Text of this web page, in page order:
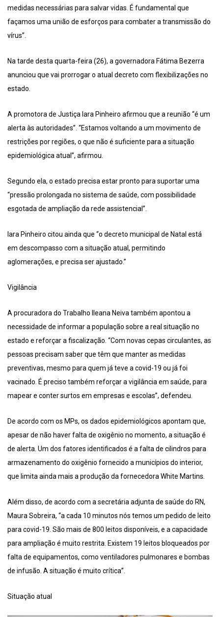
medidas necessárias para salvar vidas. É fundamental que
façamos uma união de esforços para combater a transmissão do
vírus”.
Na tarde desta quarta-feira (26), a governadora Fátima Bezerra
anunciou que vai prorrogar o atual decreto com flexibilizações no
estado.
A promotora de Justiça Iara Pinheiro afirmou que a reunião “é um
alerta às autoridades”. “Estamos voltando a um movimento de
restrições por regiões, o que não é suficiente para a situação
epidemiológica atual”, afirmou.
Segundo ela, o estado precisa estar pronto para suportar uma
“pressão prolongada no sistema de saúde, com possibilidade
esgotada de ampliação da rede assistencial”.
Iara Pinheiro citou ainda que “o decreto municipal de Natal está
em descompasso com a situação atual, permitindo
aglomerações, e precisa ser ajustado.”
Vigilância
A procuradora do Trabalho Ileana Neiva também apontou a
necessidade de informar a população sobre a real situação no
estado e reforçar a fiscalização. “Com novas cepas circulantes, as
pessoas precisam saber que têm que manter as medidas
preventivas, mesmo para quem já teve a covid-19 ou já foi
vacinado. É preciso também reforçar a vigilância em saúde, para
mapear e conter surtos em empresas e escolas”, defendeu.
De acordo com os MPs, os dados epidemiológicos apontam que,
apesar de não haver falta de oxigênio no momento, a situação é
de alerta. Um dos fatores identificados é a falta de cilindros para
armazenamento do oxigênio fornecido a municípios do interior,
que limita ainda mais a produção da fornecedora White Martins.
Além disso, de acordo com a secretária adjunta de saúde do RN,
Maura Sobreira, “a cada 10 minutos nós temos um pedido de leito
para covid-19. São mais de 800 leitos disponíveis, e a capacidade
para ampliação é muito restrita. Existem 19 leitos bloqueados por
falta de equipamentos, como ventiladores pulmonares e bombas
de infusão. A situação é muito crítica”.
Situação atual